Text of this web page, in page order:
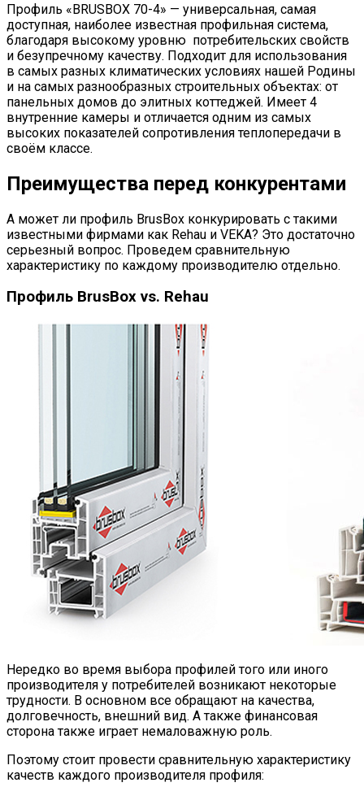
Профиль «BRUSBOX 70-4» — универсальная, самая
доступная, наиболее известная профильная система,
благодаря высокому уровню потребительских свойств
и безупречному качеству. Подходит для использования
в самых разных климатических условиях нашей Родины
и на самых разнообразных строительных объектах: от
панельных домов до элитных коттеджей. Имеет 4
внутренние камеры и отличается одним из самых
высоких показателей сопротивления теплопередачи в
своём классе.
Преимущества перед конкурентами
А может ли профиль BrusBox конкурировать с такими
известными фирмами как Rеhau и VEKA? Это достаточно
серьезный вопрос. Проведем сравнительную
характеристику по каждому производителю отдельно.
Профиль BrusBox vs. Rеhau
Нередко во время выбора профилей того или иного
производителя у потребителей возникают некоторые
трудности. В основном все обращают на качества,
долговечность, внешний вид. А также финансовая
сторона также играет немаловажную роль.
Поэтому стоит провести сравнительную характеристику
качеств каждого производителя профиля: